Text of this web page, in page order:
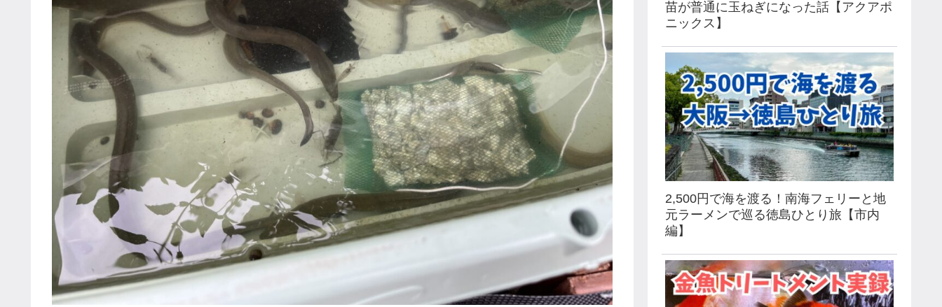
苗が普通に玉ねぎになった話【アクアポ
ニックス】
2,500円で海を渡る！南海フェリーと地
元ラーメンで巡る徳島ひとり旅【市内
編】